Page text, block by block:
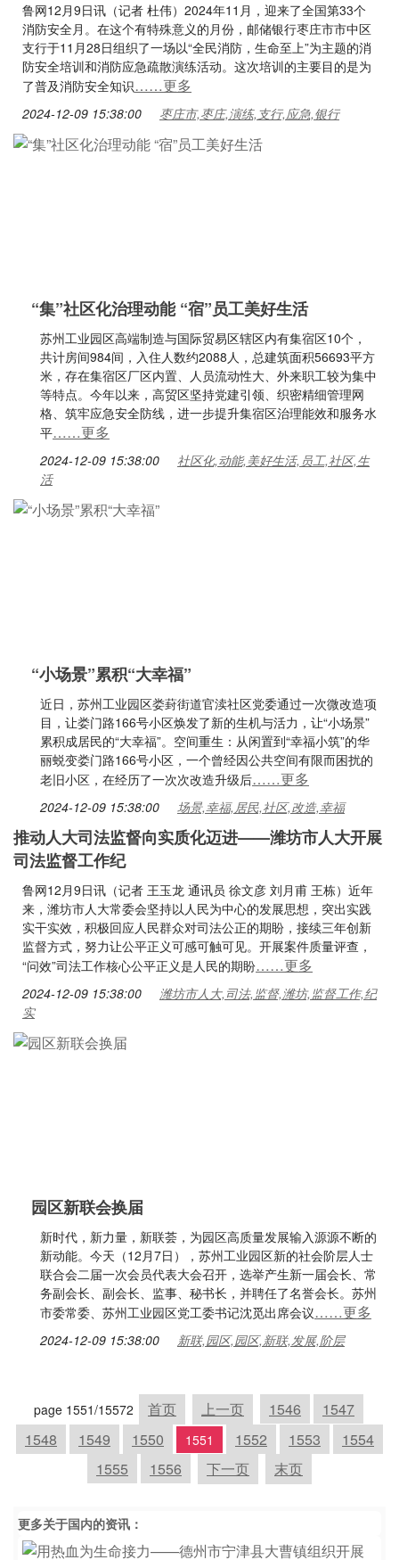
鲁网12月9日讯（记者 杜伟）2024年11月，迎来了全国第33个
消防安全月。在这个有特殊意义的月份，邮储银行枣庄市市中区
支行于11月28日组织了一场以“全民消防，生命至上”为主题的消
防安全培训和消防应急疏散演练活动。这次培训的主要目的是为
了普及消防安全知识……更多
2024-12-09 15:38:00 枣庄市,枣庄,演练,支行,应急,银行
“集”社区化治理动能 “宿”员工美好生活
苏州工业园区高端制造与国际贸易区辖区内有集宿区10个，
共计房间984间，入住人数约2088人，总建筑面积56693平方
米，存在集宿区厂区内置、人员流动性大、外来职工较为集中
等特点。今年以来，高贸区坚持党建引领、织密精细管理网
格、筑牢应急安全防线，进一步提升集宿区治理能效和服务水
平……更多
2024-12-09 15:38:00
社区化,动能,美好生活,员工,社区,生
活
“小场景”累积“大幸福”
近日，苏州工业园区娄葑街道官渎社区党委通过一次微改造项
目，让娄门路166号小区焕发了新的生机与活力，让“小场景”
累积成居民的“大幸福”。空间重生：从闲置到“幸福小筑”的华
丽蜕变娄门路166号小区，一个曾经因公共空间有限而困扰的
老旧小区，在经历了一次次改造升级后……更多
2024-12-09 15:38:00 场景,幸福,居民,社区,改造,幸福
推动人大司法监督向实质化迈进——潍坊市人大开展
司法监督工作纪
鲁网12月9日讯（记者 王玉龙 通讯员 徐文彦 刘月甫 王栋）近年
来，潍坊市人大常委会坚持以人民为中心的发展思想，突出实践
实干实效，积极回应人民群众对司法公正的期盼，接续三年创新
监督方式，努力让公平正义可感可触可见。开展案件质量评查，
“问效”司法工作核心公平正义是人民的期盼……更多
2024-12-09 15:38:00
潍坊市人大,司法,监督,潍坊,监督工作,纪
实
园区新联会换届
新时代，新力量，新联荟，为园区高质量发展输入源源不断的
新动能。今天（12月7日），苏州工业园区新的社会阶层人士
联合会二届一次会员代表大会召开，选举产生新一届会长、常
务副会长、副会长、监事、秘书长，并聘任了名誉会长。苏州
市委常委、苏州工业园区党工委书记沈觅出席会议……更多
2024-12-09 15:38:00 新联,园区,园区,新联,发展,阶层
page 1551/15572 首页 上一页 1546
1547
1548
1549 1550 1551 1552 1553
1554
1555
1556 下一页 末页
更多关于国内的资讯：